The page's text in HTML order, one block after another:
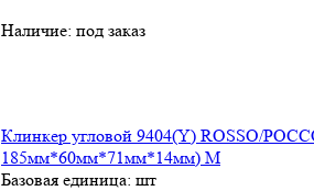
Наличие: под заказ
Клинкер угловой 9404(Y) ROSSO/
185мм*60мм*71мм*14мм) M
Базовая единица: шт